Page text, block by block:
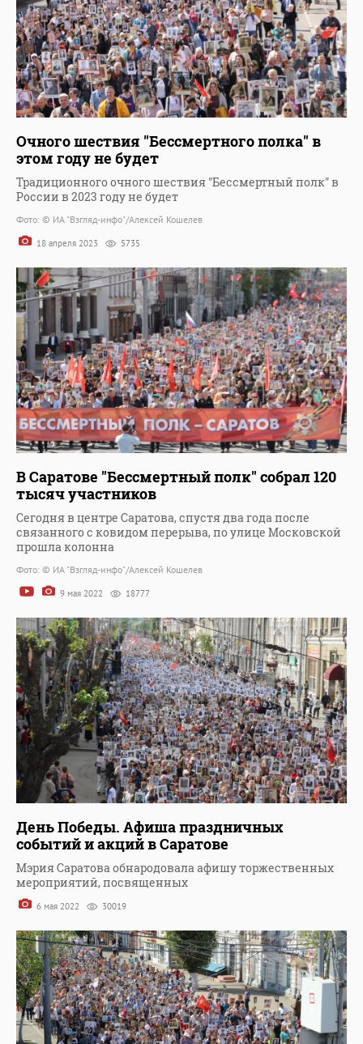
Очного шествия "Бессмертного полка" в
этом году не будет
Традиционного очного шествия "Бессмертный полк" в
России в 2023 году не будет
Фото: © ИА "Взгляд-инфо"/Алексей Кошелев
18 апреля 2023 5735
В Саратове "Бессмертный полк" собрал 120
тысяч участников
Сегодня в центре Саратова, спустя два года после
связанного с ковидом перерыва, по улице Московской
прошла колонна
Фото: © ИА "Взгляд-инфо"/Алексей Кошелев
9 мая 2022 18777
День Победы. Афиша праздничных
событий и акций в Саратове
Мэрия Саратова обнародовала афишу торжественных
мероприятий, посвященных
6 мая 2022 30019